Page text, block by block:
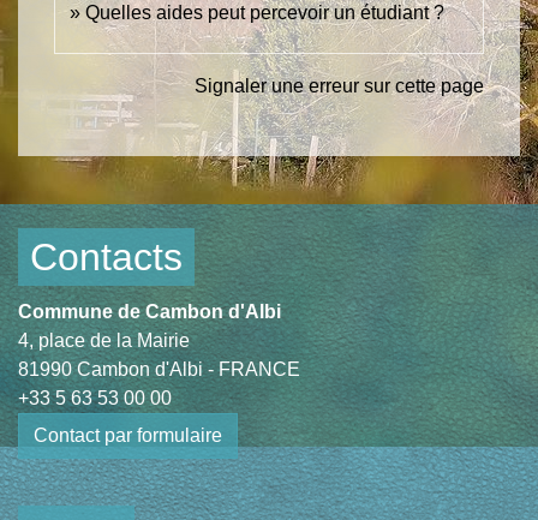
Quelles aides peut percevoir un étudiant ?
Signaler une erreur sur cette page
Contacts
Commune de Cambon d'Albi
4, place de la Mairie
81990 Cambon d'Albi - FRANCE
+33 5 63 53 00 00
Contact par formulaire